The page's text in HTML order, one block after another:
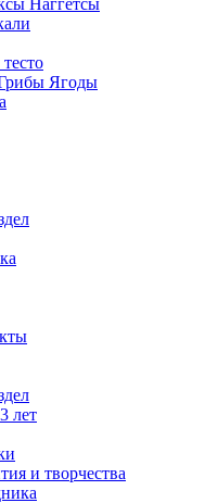
Наггетсы
Ягоды
лет
и творчества